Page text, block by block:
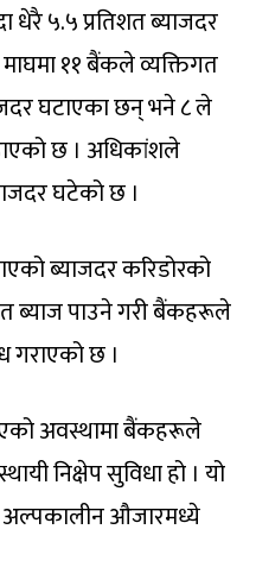
५.५ प्रतिशत ब्याजदर
११ बैंकले व्यक्तिगत
घटाएका छन् भने ८ ले
छ । अधिकांशले
घटेको छ ।
ब्याजदर करिडोरको
ब्याज पाउने गरी बैंकहरूले
गराएको छ ।
अवस्थामा बैंकहरूले
निक्षेप सुविधा हो । यो
अल्पकालीन औजारमध्ये